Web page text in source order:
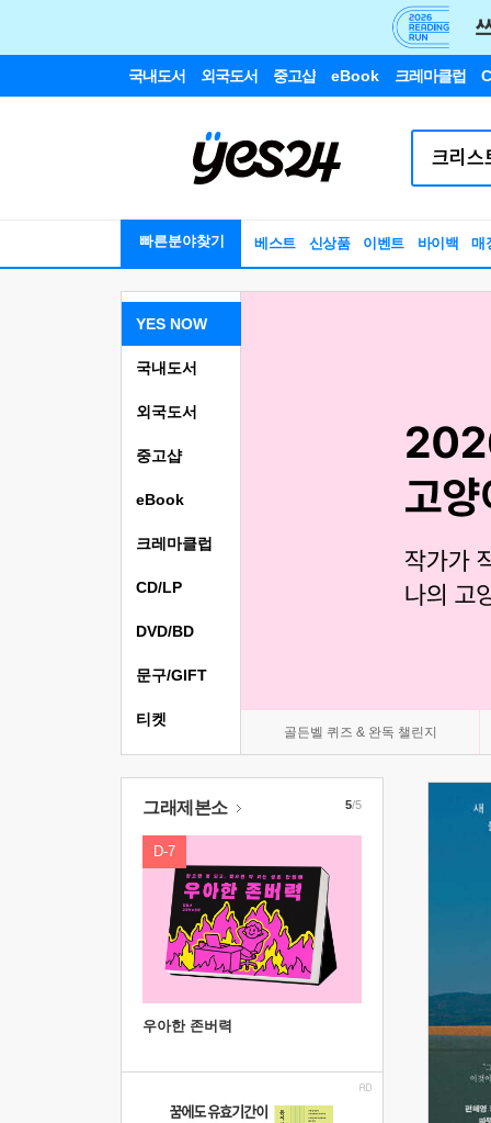
국내도서 외국도서 중고샵 eBook 크레마클럽
빠른분야찾기 베스트 신상품 이벤트 바이백 매
YES NOW
골든벨 퀴즈 & 완독 챌린지
국내도서
외국도서
중고샵
eBook
크레마클럽
CD/LP
DVD/BD
문구/GIFT
티켓
그래제본소
D-7
우아한 존버력
5/5